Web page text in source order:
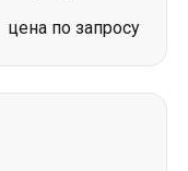
цена по запросу